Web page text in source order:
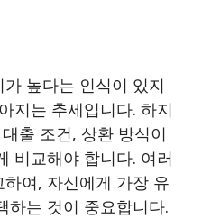
높다는 인식이 있지
지는 추세입니다. 하지
출 조건, 상환 방식이
비교해야 합니다. 여러
여, 자신에게 가장 유
하는 것이 중요합니다.